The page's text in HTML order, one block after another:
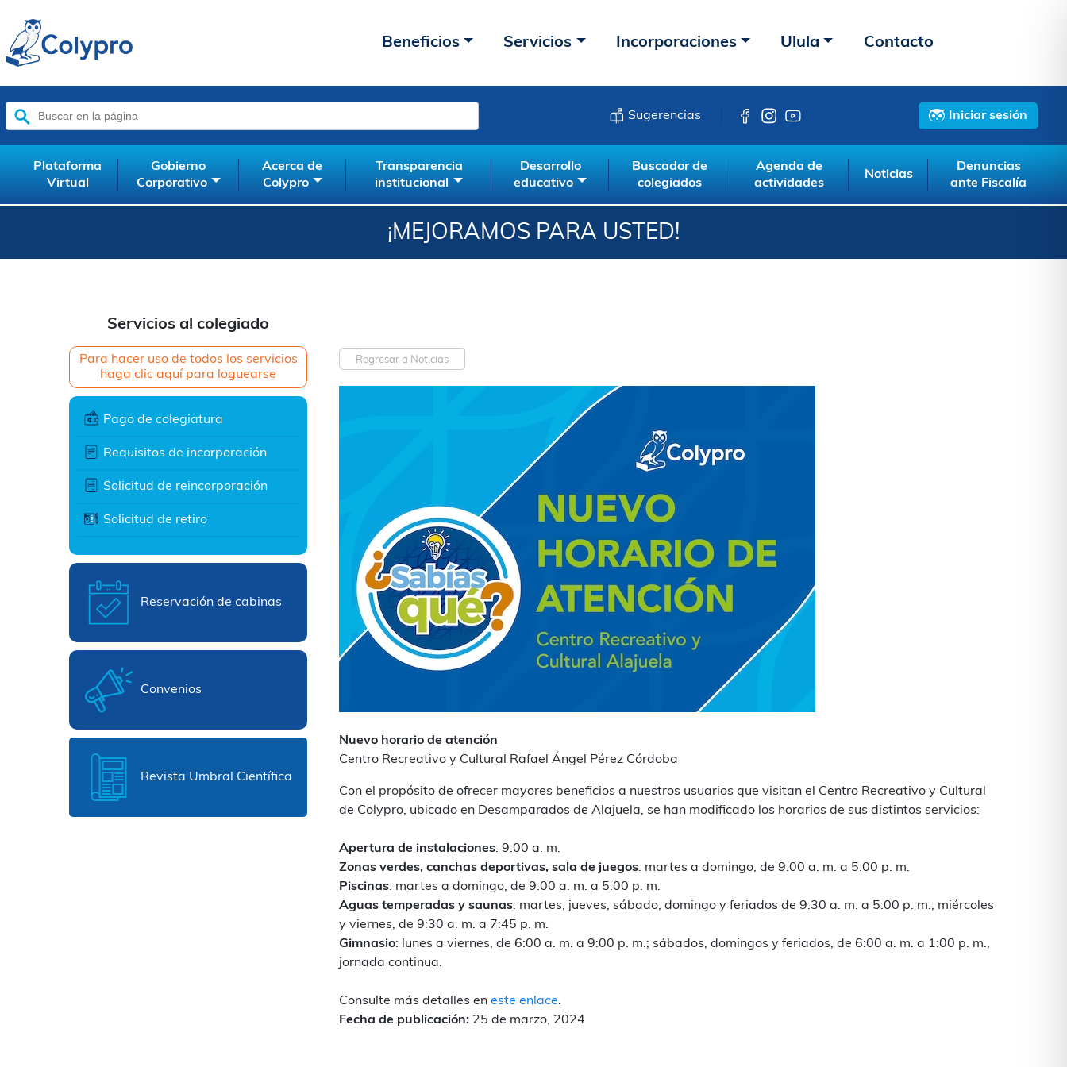
Beneficios Servicios Incorporaciones Ulula Contacto
Buscar:
Sugerencias Iniciar sesión
Plataforma
Virtual
Gobierno
Corporativo
Acerca de
Colypro
Transparencia
institucional
Desarrollo
educativo
Buscador de
colegiados
Agenda de
actividades
Noticias
Denuncias
ante Fiscalía
¡MEJORAMOS PARA USTED!
Servicios al colegiado
Para hacer uso de todos los servicios
haga clic aquí para loguearse
Pago de colegiatura
Requisitos de incorporación
Solicitud de reincorporación
Solicitud de retiro
Reservación de cabinas
Convenios
Revista Umbral Científica
Regresar a Noticias
Nuevo horario de atención
Centro Recreativo y Cultural Rafael Ángel Pérez Córdoba
Con el propósito de ofrecer mayores beneficios a nuestros usuarios que visitan el Centro Recreativo y Cultural
de Colypro, ubicado en Desamparados de Alajuela, se han modificado los horarios de sus distintos servicios:
Apertura de instalaciones: 9:00 a. m.
Zonas verdes, canchas deportivas, sala de juegos: martes a domingo, de 9:00 a. m. a 5:00 p. m.
Piscinas: martes a domingo, de 9:00 a. m. a 5:00 p. m.
Aguas temperadas y saunas: martes, jueves, sábado, domingo y feriados de 9:30 a. m. a 5:00 p. m.; miércoles
y viernes, de 9:30 a. m. a 7:45 p. m.
Gimnasio: lunes a viernes, de 6:00 a. m. a 9:00 p. m.; sábados, domingos y feriados, de 6:00 a. m. a 1:00 p. m.,
jornada continua.
Consulte más detalles en este enlace.
Fecha de publicación: 25 de marzo, 2024